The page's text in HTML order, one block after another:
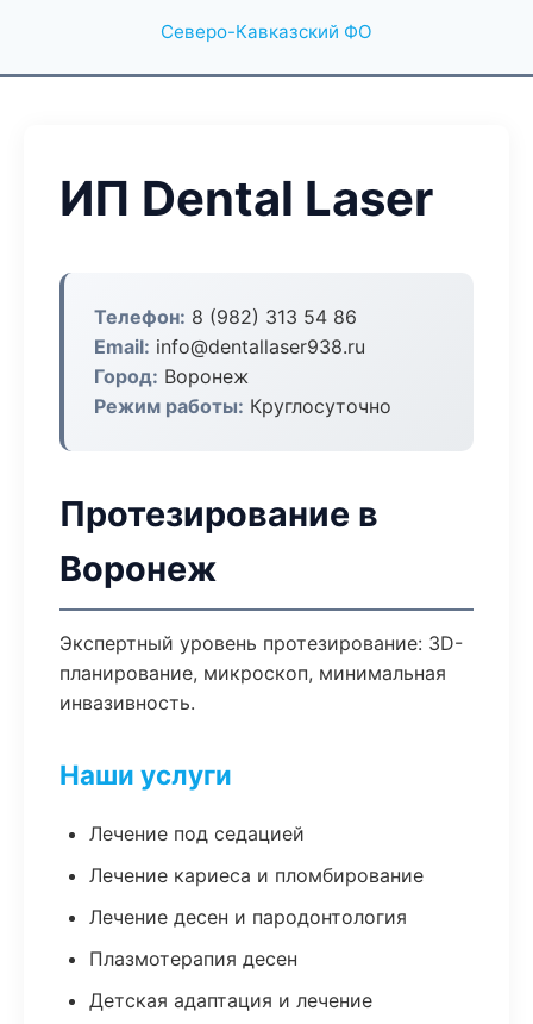
Северо-Кавказский ФО
ИП Dental Laser
Телефон: 8 (982) 313 54 86
Email: info@dentallaser938.ru
Город: Воронеж
Режим работы: Круглосуточно
Протезирование в
Воронеж
Экспертный уровень протезирование: 3D-
планирование, микроскоп, минимальная
инвазивность.
Наши услуги
Лечение под седацией
Лечение кариеса и пломбирование
Лечение десен и пародонтология
Плазмотерапия десен
Детская адаптация и лечение